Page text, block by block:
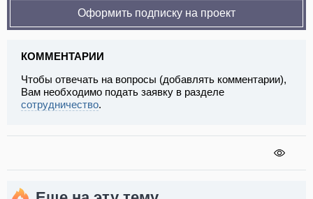
Оформить подписку на проект
КОММЕНТАРИИ
Чтобы отвечать на вопросы (добавлять комментарии),
Вам необходимо подать заявку в разделе
сотрудничество.